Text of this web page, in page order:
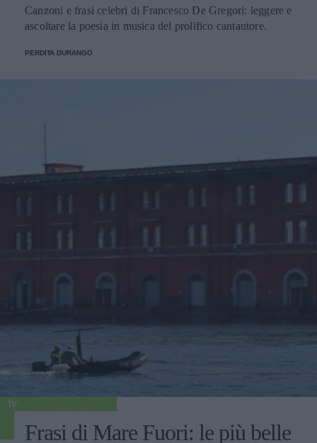
Canzoni e frasi celebri di Francesco De Gregori: leggere e
ascoltare la poesia in musica del prolifico cantautore.
PERDITA DURANGO
TV
Frasi di Mare Fuori: le più belle